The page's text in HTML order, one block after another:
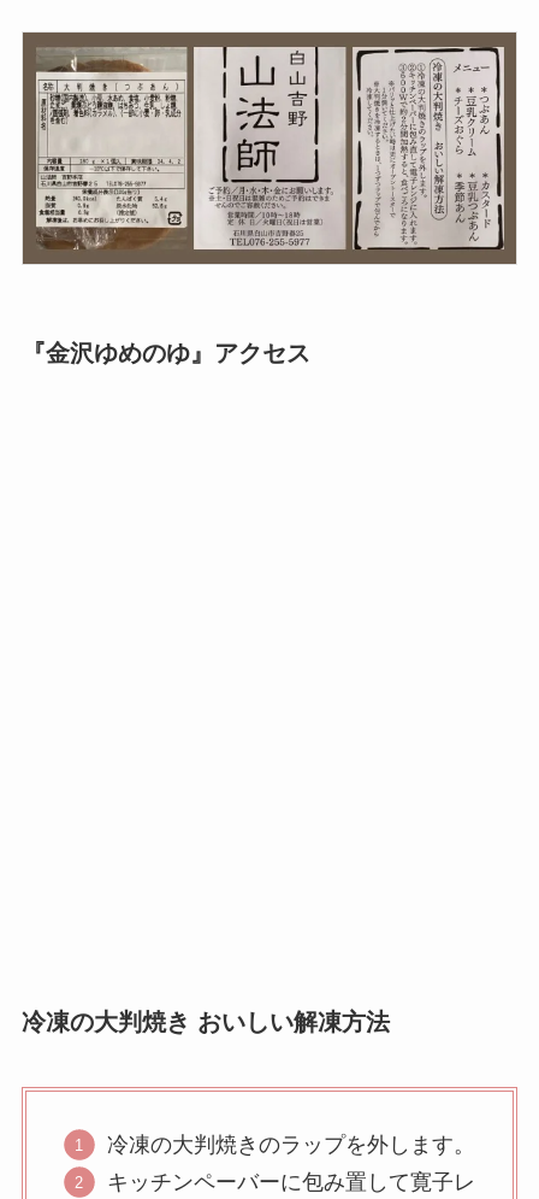
『金沢ゆめのゆ』アクセス
冷凍の大判焼き おいしい解凍方法
冷凍の大判焼きのラップを外します。
キッチンペーバーに包み置して寛子レ